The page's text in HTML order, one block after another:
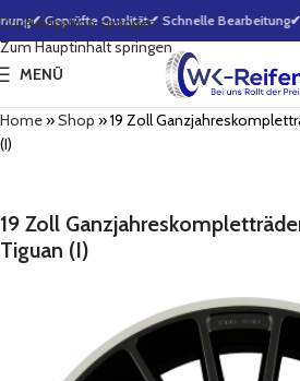
Zur Navigation springen
Zum Hauptinhalt springen
✔ Geprüfte Qualität✔ Schnelle Bearbeitung✔
MENÜ
Home»Shop »19 Zoll
(I)
19 Zoll
Tiguan (I)